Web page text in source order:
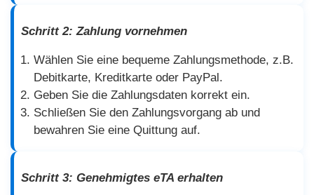
Schritt 2: Zahlung vornehmen
Wählen Sie eine bequeme Zahlungsmethode, z.B.
Debitkarte, Kreditkarte oder PayPal.
Geben Sie die Zahlungsdaten korrekt ein.
Schließen Sie den Zahlungsvorgang ab und
bewahren Sie eine Quittung auf.
Schritt 3: Genehmigtes eTA erhalten